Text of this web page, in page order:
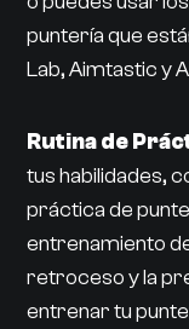
puntería que
Lab, Aimtastic y
Rutina de
tus habilidades,
práctica de
entrenamiento
retroceso y la
entrenar tu